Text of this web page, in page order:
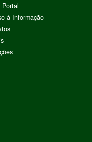
Portal
à Informação